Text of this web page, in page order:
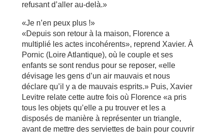
refusant d’aller au-delà.»
«Je n’en peux plus !»
«Depuis son retour à la maison, Florence a
multiplié les actes incohérents», reprend Xavier. À
Pornic (Loire Atlantique), où le couple et ses
enfants se sont rendus pour se reposer, «elle
dévisage les gens d’un air mauvais et nous
déclare qu’il y a de mauvais esprits.» Puis, Xavier
Levitre relate cette autre fois où Florence «a pris
tous les objets qu’elle a pu trouver et les a
disposés de manière à représenter un triangle,
avant de mettre des serviettes de bain pour couvrir